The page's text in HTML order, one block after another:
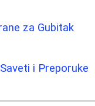
za Gubitak
i Preporuke